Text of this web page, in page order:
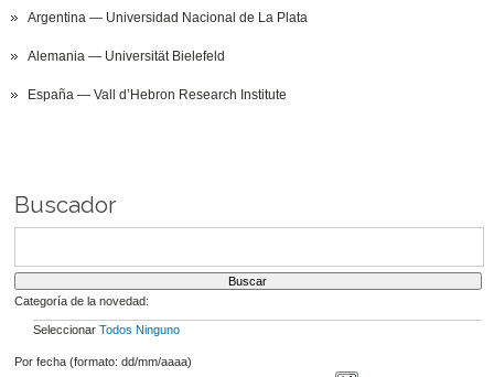
Argentina — Universidad Nacional de La Plata
Alemania — Universität Bielefeld
España — Vall d’Hebron Research Institute
Buscador
Categoría de la novedad:
Seleccionar Todos Ninguno
Por fecha (formato: dd/mm/aaaa)